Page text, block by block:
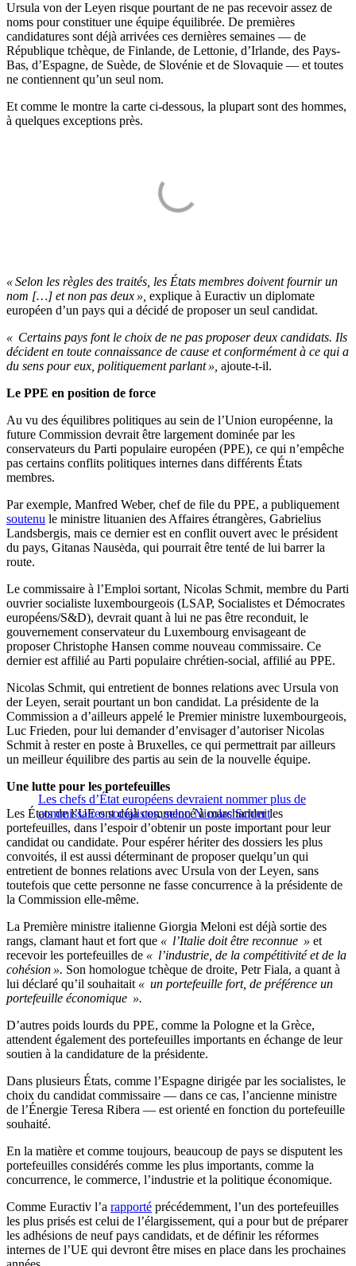
Ursula von der Leyen risque pourtant de ne pas recevoir assez de
noms pour constituer une équipe équilibrée. De premières
candidatures sont déjà arrivées ces dernières semaines — de
République tchèque, de Finlande, de Lettonie, d’Irlande, des Pays-
Bas, d’Espagne, de Suède, de Slovénie et de Slovaquie — et toutes
ne contiennent qu’un seul nom.
Et comme le montre la carte ci-dessous, la plupart sont des hommes,
à quelques exceptions près.
« Selon les règles des traités, les États membres doivent fournir un
nom […] et non pas deux », explique à Euractiv un diplomate
européen d’un pays qui a décidé de proposer un seul candidat.
« Certains pays font le choix de ne pas proposer deux candidats. Ils
décident en toute connaissance de cause et conformément à ce qui a
du sens pour eux, politiquement parlant », ajoute-t-il.
Le PPE en position de force
Au vu des équilibres politiques au sein de l’Union européenne, la
future Commission devrait être largement dominée par les
conservateurs du Parti populaire européen (PPE), ce qui n’empêche
pas certains conflits politiques internes dans différents États
membres.
Par exemple, Manfred Weber, chef de file du PPE, a publiquement
soutenu le ministre lituanien des Affaires étrangères, Gabrielius
Landsbergis, mais ce dernier est en conflit ouvert avec le président
du pays, Gitanas Nausėda, qui pourrait être tenté de lui barrer la
route.
Le commissaire à l’Emploi sortant, Nicolas Schmit, membre du Parti
ouvrier socialiste luxembourgeois (LSAP, Socialistes et Démocrates
européens/S&D), devrait quant à lui ne pas être reconduit, le
gouvernement conservateur du Luxembourg envisageant de
proposer Christophe Hansen comme nouveau commissaire. Ce
dernier est affilié au Parti populaire chrétien-social, affilié au PPE.
Nicolas Schmit, qui entretient de bonnes relations avec Ursula von
der Leyen, serait pourtant un bon candidat. La présidente de la
Commission a d’ailleurs appelé le Premier ministre luxembourgeois,
Luc Frieden, pour lui demander d’envisager d’autoriser Nicolas
Schmit à rester en poste à Bruxelles, ce qui permettrait par ailleurs
un meilleur équilibre des partis au sein de la nouvelle équipe.
Les chefs d’État européens devraient nommer plus de
commissaires socialistes, selon Nicolas Schmit
Une lutte pour les portefeuilles
Les États de l’UE ont déjà commencé à marchander les
portefeuilles, dans l’espoir d’obtenir un poste important pour leur
candidat ou candidate. Pour espérer hériter des dossiers les plus
convoités, il est aussi déterminant de proposer quelqu’un qui
entretient de bonnes relations avec Ursula von der Leyen, sans
toutefois que cette personne ne fasse concurrence à la présidente de
la Commission elle-même.
La Première ministre italienne Giorgia Meloni est déjà sortie des
rangs, clamant haut et fort que « l’Italie doit être reconnue » et
recevoir les portefeuilles de « l’industrie, de la compétitivité et de la
cohésion ». Son homologue tchèque de droite, Petr Fiala, a quant à
lui déclaré qu’il souhaitait « un portefeuille fort, de préférence un
portefeuille économique ».
D’autres poids lourds du PPE, comme la Pologne et la Grèce,
attendent également des portefeuilles importants en échange de leur
soutien à la candidature de la présidente.
Dans plusieurs États, comme l’Espagne dirigée par les socialistes, le
choix du candidat commissaire — dans ce cas, l’ancienne ministre
de l’Énergie Teresa Ribera — est orienté en fonction du portefeuille
souhaité.
En la matière et comme toujours, beaucoup de pays se disputent les
portefeuilles considérés comme les plus importants, comme la
concurrence, le commerce, l’industrie et la politique économique.
Comme Euractiv l’a rapporté précédemment, l’un des portefeuilles
les plus prisés est celui de l’élargissement, qui a pour but de préparer
les adhésions de neuf pays candidats, et de définir les réformes
internes de l’UE qui devront être mises en place dans les prochaines